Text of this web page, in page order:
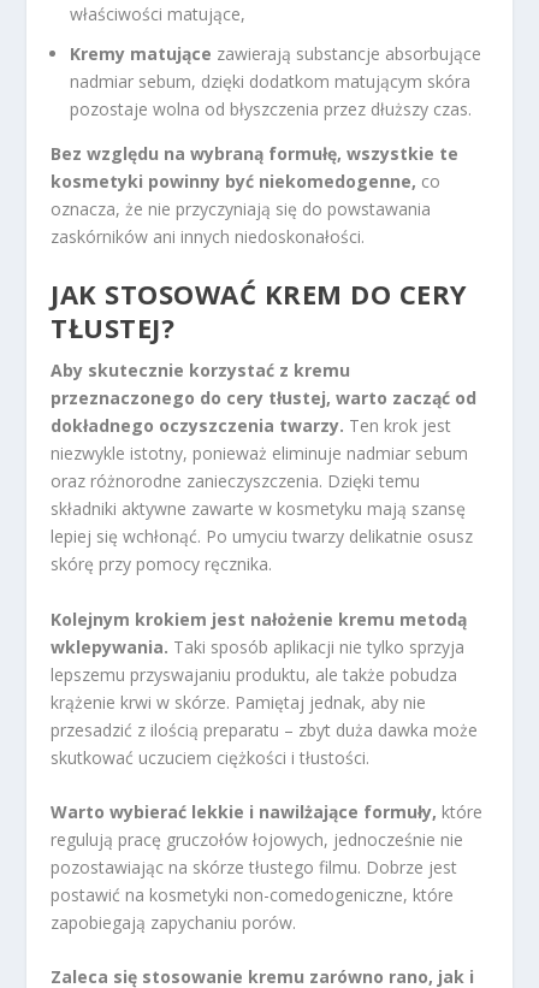
właściwości matujące,
Kremy matujące zawierają substancje absorbujące
nadmiar sebum, dzięki dodatkom matującym skóra
pozostaje wolna od błyszczenia przez dłuższy czas.
Bez względu na wybraną formułę, wszystkie te
kosmetyki powinny być niekomedogenne, co
oznacza, że nie przyczyniają się do powstawania
zaskórników ani innych niedoskonałości.
JAK STOSOWAĆ KREM DO CERY
TŁUSTEJ?
Aby skutecznie korzystać z kremu
przeznaczonego do cery tłustej, warto zacząć od
dokładnego oczyszczenia twarzy. Ten krok jest
niezwykle istotny, ponieważ eliminuje nadmiar sebum
oraz różnorodne zanieczyszczenia. Dzięki temu
składniki aktywne zawarte w kosmetyku mają szansę
lepiej się wchłonąć. Po umyciu twarzy delikatnie osusz
skórę przy pomocy ręcznika.
Kolejnym krokiem jest nałożenie kremu metodą
wklepywania. Taki sposób aplikacji nie tylko sprzyja
lepszemu przyswajaniu produktu, ale także pobudza
krążenie krwi w skórze. Pamiętaj jednak, aby nie
przesadzić z ilością preparatu – zbyt duża dawka może
skutkować uczuciem ciężkości i tłustości.
Warto wybierać lekkie i nawilżające formuły, które
regulują pracę gruczołów łojowych, jednocześnie nie
pozostawiając na skórze tłustego filmu. Dobrze jest
postawić na kosmetyki non-comedogeniczne, które
zapobiegają zapychaniu porów.
Zaleca się stosowanie kremu zarówno rano, jak i